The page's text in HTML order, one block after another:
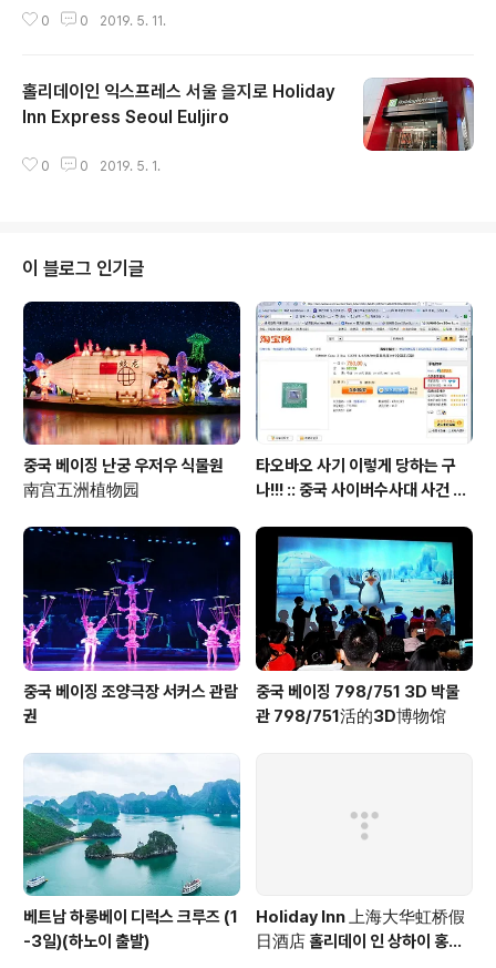
0 0 2019. 5. 11.
홀리데이인 익스프레스 서울 을지로 Holiday
Inn Express Seoul Euljiro
0 0 2019. 5. 1.
이 블로그 인기글
중국 베이징 난궁 우저우 식물원
南宫五洲植物园
타오바오 사기 이렇게 당하는 구
나!!! :: 중국 사이버수사대 사건 접
중국 베이징 조양극장 서커스 관람
권
중국 베이징 798/751 3D 박물
관 798/751活的3D博物馆
베트남 하롱베이 디럭스 크루즈 (1
-3일)(하노이 출발)
Holiday Inn 上海大华虹桥假
日酒店 홀리데이 인 상하이 홍차